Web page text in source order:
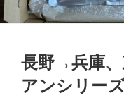
長野→兵庫、
アンシリー